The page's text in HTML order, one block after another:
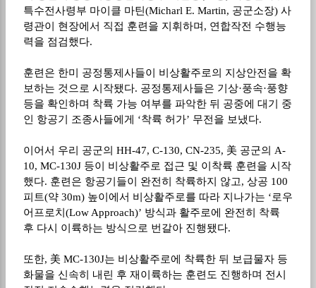
특수전사령부 마이클 마틴(Micharl E. Martin, 공군소장) 사
령관이 현장에서 직접 훈련을 지휘하며, 연합작전 수행능
력을 점검했다.
훈련은 한미 공정통제사들이 비상활주로의 지상안전을 확
보하는 것으로 시작됐다. 공정통제사들은 기상·풍속·풍향
등을 확인하며 착륙 가능 여부를 파악한 뒤 공중에 대기 중
인 항공기 조종사들에게 ‘착륙 허가’ 무전을 보냈다.
이어서 우리 공군의 HH-47, C-130, CN-235, 美 공군의 A-
10, MC-130J 등이 비상활주로 접근 및 이착륙 훈련을 시작
했다. 훈련은 항공기들이 완전히 착륙하지 않고, 상공 100
피트(약 30m) 높이에서 비상활주로를 따라 지나가는 ‘로우
어프로치(Low Approach)’ 방식과 활주로에 완전히 착륙
후 다시 이륙하는 방식으로 번갈아 진행됐다.
또한, 美 MC-130J는 비상활주로에 착륙한 뒤 보급물자 등
화물을 신속히 내린 후 재이륙하는 훈련도 진행하며 전시